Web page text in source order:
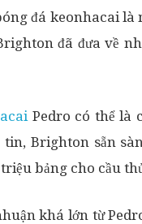
đá keonhacai
đã đưa về
Pedro có thể là
Brighton sẵn
bảng cho cầu
khá lớn từ